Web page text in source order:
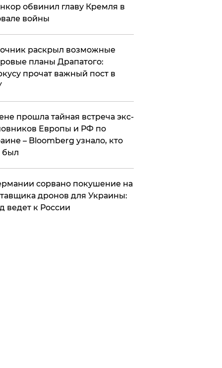
обвинил главу Кремля в
войны
раскрыл возможные
планы Драпатого:
прочат важный пост в
прошла тайная встреча экс-
Европы и РФ по
– Bloomberg узнало, кто
был
сорвано покушение на
дронов для Украины:
ведет к России